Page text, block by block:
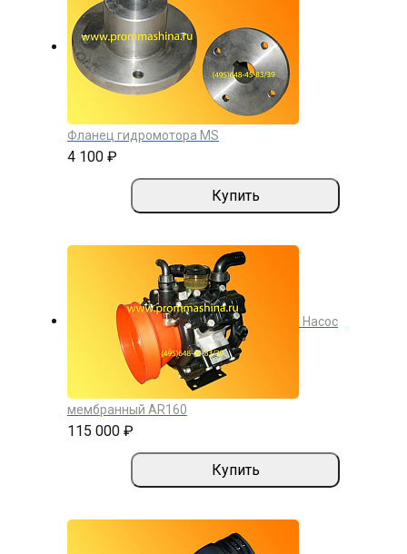
Фланец гидромотора MS
4 100 ₽
Купить
Насос
мембранный AR160
115 000 ₽
Купить